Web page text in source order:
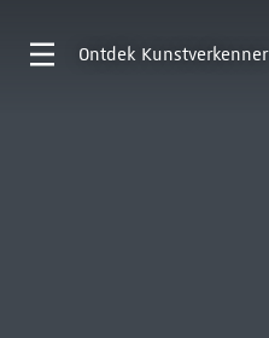
Ontdek Kunstverkenner